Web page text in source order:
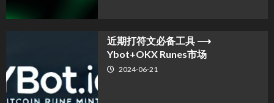
近期打符文必备工具 ⟶
Ybot+OKX Runes市场
2024-06-21